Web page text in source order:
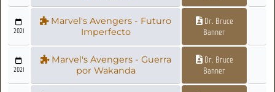
2021
Marvel's Avengers - Futuro
Imperfecto
Dr. Bruce
Banner
2021
Marvel's Avengers - Guerra
por Wakanda
Dr. Bruce
Banner